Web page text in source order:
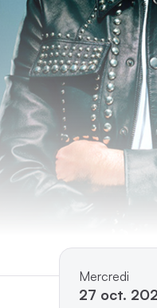
Mercredi
27 oct.